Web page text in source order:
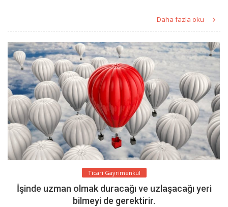
Daha fazla oku
Ticari Gayrimenkul
İşinde uzman olmak duracağı ve uzlaşacağı yeri
bilmeyi de gerektirir.